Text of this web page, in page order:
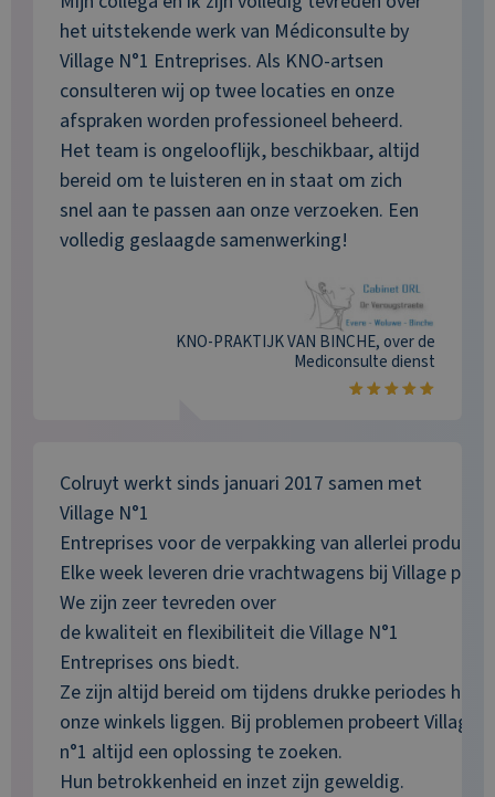
het uitstekende werk van Médiconsulte by
Village N°1 Entreprises. Als KNO-artsen
consulteren wij op twee locaties en onze
afspraken worden professioneel beheerd.
Het team is ongelooflijk, beschikbaar, altijd
bereid om te luisteren en in staat om zich
snel aan te passen aan onze verzoeken. Een
volledig geslaagde samenwerking!
KNO-PRAKTIJK VAN BINCHE, over de
Mediconsultedienst
Colruyt werkt sinds januari 2017 samen met
Village N°1
Entreprises voor de verpakking van allerlei
Elke week leveren drie vrachtwagens bij Village
We zijn zeer tevreden over
de kwaliteit en flexibiliteit die Village N°1
Entreprises ons biedt.
Ze zijn altijd bereid om tijdens drukke periodes
onze winkels liggen. Bij problemen probeert Village
n°1 altijd een oplossing te zoeken.
Hun betrokkenheid en inzet zijn geweldig.